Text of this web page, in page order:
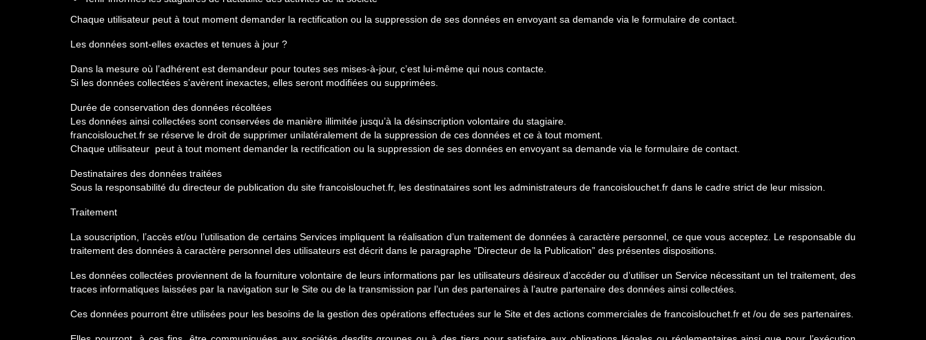
Chaque utilisateur peut à tout moment demander la rectification ou la suppression de ses données en envoyant sa demande via le formulaire de contact.
Les données sont-elles exactes et tenues à jour ?
Dans la mesure où l’adhérent est demandeur pour toutes ses mises-à-jour, c’est lui-même qui nous contacte.
Si les données collectées s’avèrent inexactes, elles seront modifiées ou supprimées.
Durée de conservation des données récoltées
Les données ainsi collectées sont conservées de manière illimitée jusqu’à la désinscription volontaire du stagiaire.
francoislouchet.fr se réserve le droit de supprimer unilatéralement de la suppression de ces données et ce à tout moment.
Chaque utilisateur peut à tout moment demander la rectification ou la suppression de ses données en envoyant sa demande via le formulaire de contact.
Destinataires des données traitées
Sous la responsabilité du directeur de publication du site francoislouchet.fr, les destinataires sont les administrateurs de francoislouchet.fr dans le cadre strict de leur mission.
Traitement
La souscription, l’accès et/ou l’utilisation de certains Services impliquent la réalisation d’un traitement de données à caractère personnel, ce que vous acceptez. Le responsable du
traitement des données à caractère personnel des utilisateurs est décrit dans le paragraphe “Directeur de la Publication” des présentes dispositions.
Les données collectées proviennent de la fourniture volontaire de leurs informations par les utilisateurs désireux d’accéder ou d’utiliser un Service nécessitant un tel traitement, des
traces informatiques laissées par la navigation sur le Site ou de la transmission par l’un des partenaires à l’autre partenaire des données ainsi collectées.
Ces données pourront être utilisées pour les besoins de la gestion des opérations effectuées sur le Site et des actions commerciales de francoislouchet.fr et /ou de ses partenaires.